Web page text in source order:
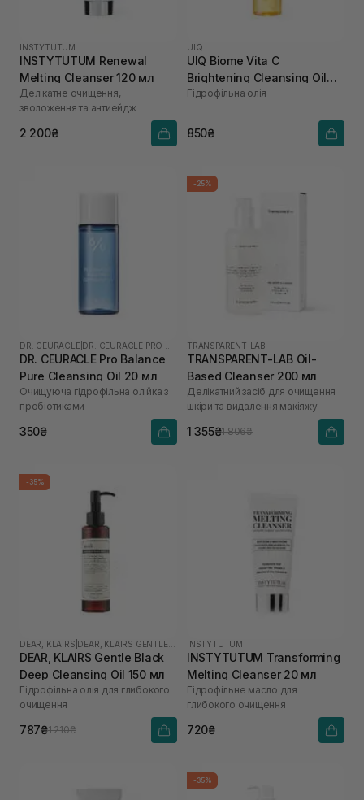
INSTYTUTUM
INSTYTUTUM Renewal
Melting Cleanser 120 мл
Делікатне очищення,
зволоження та антиейдж
2 200₴
UIQ
UIQ Biome Vita C
Brightening Cleansing Oil
200 мл
Гідрофільна олія
850₴
DR. CEURACLE
DR. CEURACLE Pro Balance
Pure Cleansing Oil 20 мл
Очищуюча гідрофільна олійка з
пробіотиками
350₴
-25%
TRANSPARENT-LAB
TRANSPARENT-LAB Oil-
Based Cleanser 200 мл
Делікатний засіб для очищення
шкіри та видалення макіяжу
1 355₴1 806₴
-35%
DEAR, KLAIRS
DEAR, KLAIRS Gentle Black
Deep Cleansing Oil 150 мл
Гідрофільна олія для глибокого
очищення
787₴1 210₴
INSTYTUTUM
INSTYTUTUM Transforming
Melting Cleanser 20 мл
Гідрофільне масло для
глибокого очищення
720₴
-35%